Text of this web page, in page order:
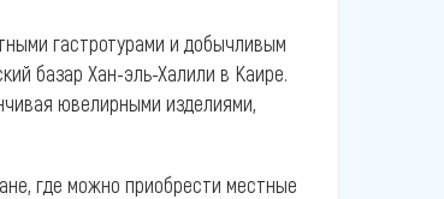
гастротурами и добычливым
базар Хан-эль-Халили в Каире.
ювелирными изделиями,
где можно приобрести местные